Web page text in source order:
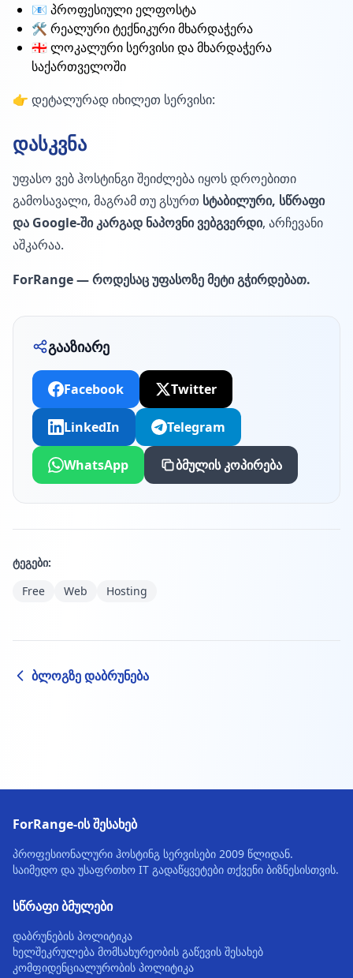
📧 პროფესიული ელფოსტა
🛠️ რეალური ტექნიკური მხარდაჭერა
🇬🇪 ლოკალური სერვისი და მხარდაჭერა
საქართველოში
👉 დეტალურად იხილეთ სერვისი:
დასკვნა
უფასო ვებ ჰოსტინგი შეიძლება იყოს დროებითი
გამოსავალი, მაგრამ თუ გსურთ სტაბილური, სწრაფი
და Google-ში კარგად ნაპოვნი ვებგვერდი, არჩევანი
აშკარაა.
ForRange — როდესაც უფასოზე მეტი გჭირდებათ.
გააზიარე
Facebook Twitter
LinkedIn Telegram
WhatsApp ბმულის კოპირება
ტეგები:
Free
Web Hosting
ბლოგზე დაბრუნება
ForRange-ის შესახებ
პროფესიონალური ჰოსტინგ სერვისები 2009 წლიდან.
საიმედო და უსაფრთხო IT გადაწყვეტები თქვენი ბიზნესისთვის.
სწრაფი ბმულები
დაბრუნების პოლიტიკა
ხელშეკრულება მომსახურეობის გაწევის შესახებ
კომფიდენციალურობის პოლიტიკა